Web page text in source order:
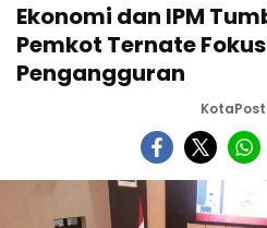
Ekonomi dan IPM
Pemkot Ternate
Pengangguran